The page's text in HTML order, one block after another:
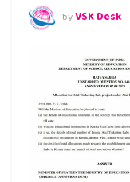
byVSK Desk